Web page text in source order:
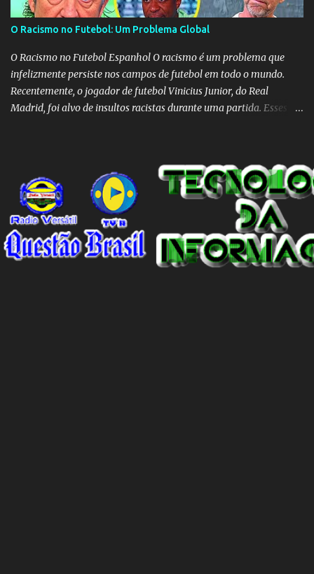
O Racismo no Futebol: Um Problema Global
O Racismo no Futebol Espanhol O racismo é um problema que
infelizmente persiste nos campos de futebol em todo o mundo.
Recentemente, o jogador de futebol Vinicius Junior, do Real
Madrid, foi alvo de insultos racistas durante uma partida. Esses
futebol brasileiros foram convidados a comentar sobre o incidente
envolvendo Vinicius Junior. Eles afirmaram que embora o racismo
seja um problema global, é importante reconhecer que a Espanha
não é um país racista em si. No entanto, existem indivíduos racistas
em todas as partes do mundo, incluindo a Espanha. É essencial
separar o comportamento desses indivíduos racistas da sociedade